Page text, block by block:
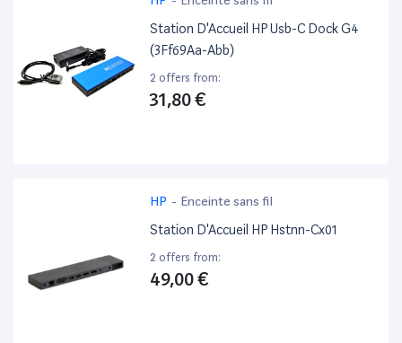
Station D'Accueil HP Usb-C Dock G4
(3Ff69Aa-Abb)
2 offers from:
31,80 €
HP - Enceinte sans fil
Station D'Accueil HP Hstnn-Cx01
2 offers from:
49,00 €